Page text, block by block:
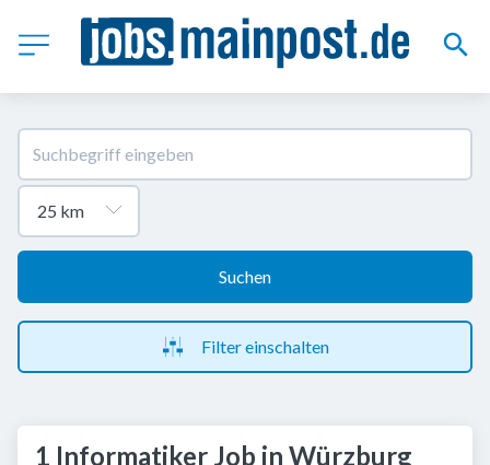
Suchen
Filter einschalten
1 Informatiker Job in Würzburg